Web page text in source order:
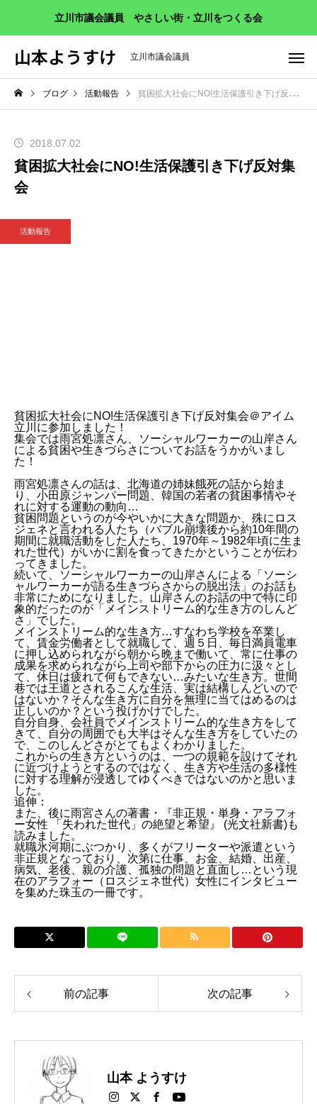
立川市議会議員 やさしい街・立川をつくる会
山本ようすけ 立川市議会議員
ブログ 活動報告 貧困拡大社会にNO!生活保護引き下げ反対集会
2018.07.02
貧困拡大社会にNO!生活保護引き下げ反対集
会
活動報告
貧困拡大社会にNO!生活保護引き下げ反対集会＠アイム
立川に参加しました！
集会では雨宮処凛さん、ソーシャルワーカーの山岸さん
による貧困や生きづらさについてお話をうかがいまし
た！
雨宮処凛さんの話は、北海道の姉妹餓死の話から始ま
り、小田原ジャンパー問題、韓国の若者の貧困事情やそ
れに対する運動の動向…
貧困問題というのが今やいかに大きな問題か、殊にロス
ジェネと言われる人たち（バブル崩壊後から約10年間の
期間に就職活動をした人たち、1970年～1982年頃に生ま
れた世代）がいかに割を食ってきたかということが伝わ
ってきました。
続いて、ソーシャルワーカーの山岸さんによる「ソーシ
ャルワーカーが語る生きづらさからの脱出法」のお話も
非常にためになりました。山岸さんのお話の中で特に印
象的だったのが「メインストリーム的な生き方のしんど
さ」でした。
メインストリーム的な生き方…すなわち学校を卒業し
て、賃金労働者として就職して、週５日、毎日満員電車
に押し込められながら朝から晩まで働いて、常に仕事の
成果を求められながら上司や部下からの圧力に汲々とし
て、休日は疲れて何もできない…みたいな生き方。世間
巷では王道とされるこんな生活、実は結構しんどいので
はないか？そんな生き方に自分を無理に当てはめるのは
正しいのか？という投げかけでした。
自分自身、会社員でメインストリーム的な生き方をして
きて、自分の周囲でも大半はそんな生き方をしていたの
で、このしんどさがとてもよくわかりました。
これからの生き方というのは、一つの規範を設けてそれ
に近づけようとするのではなく、生き方や生活の多様性
に対する理解が浸透してゆくべきではないのかと思いま
した。
追伸：
また、後に雨宮さんの著書・『非正規・単身・アラフォ
ー女性 「失われた世代」の絶望と希望』 (光文社新書)も
読みました。
就職氷河期にぶつかり、多くがフリーターや派遣という
非正規となっており、次第に仕事、お金、結婚、出産、
病気、老後、親の介護、孤独の問題と直面し…という現
在のアラフォー（ロスジェネ世代）女性にインタビュー
を集めた珠玉の一冊です。
前の記事 次の記事
山本 ようすけ